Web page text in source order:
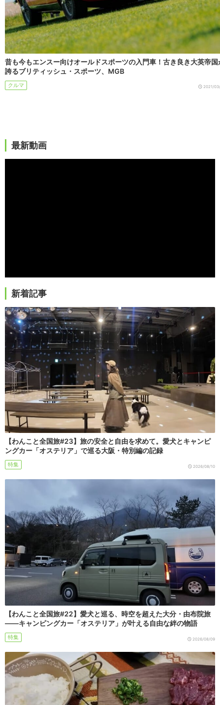
昔も今もエンスー向けオールドスポーツの入門車！古き良き大英帝国
誇るブリティッシュ・スポーツ、MGB
クルマ 2021/
最新動画
新着記事
【わんこと全国旅#23】旅の安全と自由を求めて。愛犬とキャンピ
ングカー「オステリア」で巡る大阪・特別編の記録
特集 2026/08/10
【わんこと全国旅#22】愛犬と巡る、時空を超えた大分・由布院旅
――キャンピングカー「オステリア」が叶える自由な絆の物語
特集 2026/08/09